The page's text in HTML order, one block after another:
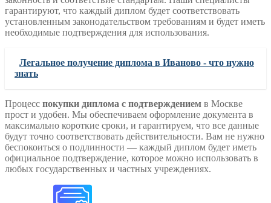
гарантируют, что каждый диплом будет соответствовать
установленным законодательством требованиям и будет иметь
необходимые подтверждения для использования.
Легальное получение диплома в Иваново - что нужно
знать
Процесс покупки диплома с подтверждением в Москве
прост и удобен. Мы обеспечиваем оформление документа в
максимально короткие сроки, и гарантируем, что все данные
будут точно соответствовать действительности. Вам не нужно
беспокоиться о подлинности — каждый диплом будет иметь
официальное подтверждение, которое можно использовать в
любых государственных и частных учреждениях.